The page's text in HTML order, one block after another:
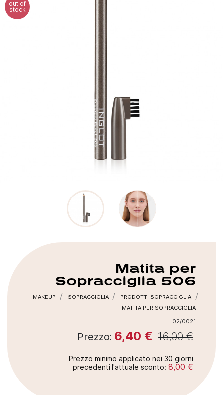
out of
stock
Matita per
Sopracciglia 506
MAKEUP SOPRACCIGLIA
PRODOTTI SOPRACCIGLIA
MATITA PER SOPRACCIGLIA
02/0021
16,00 €
Prezzo: 6,40 €
Prezzo minimo applicato nei 30 giorni
precedenti l'attuale sconto: 8,00 €